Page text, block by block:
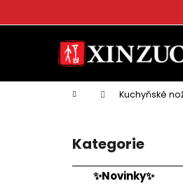
Domů Kuchyňské
Přeskočit
kategorie
Kategorie
✨Novinky✨
o
k